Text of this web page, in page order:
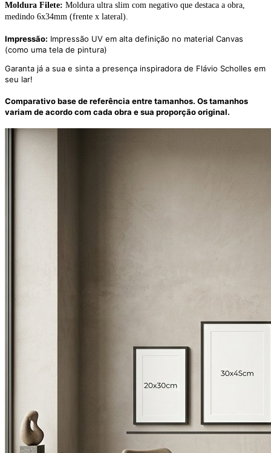
Moldura Filete: Moldura ultra slim com negativo que destaca a obra,
medindo 6x34mm (frente x lateral).
Impressão: Impressão UV em alta definição no material Canvas
(como uma tela de pintura)
Garanta já a sua e sinta a presença inspiradora de Flávio Scholles em
seu lar!
Comparativo base de referência entre tamanhos. Os tamanhos
variam de acordo com cada obra e sua proporção original.